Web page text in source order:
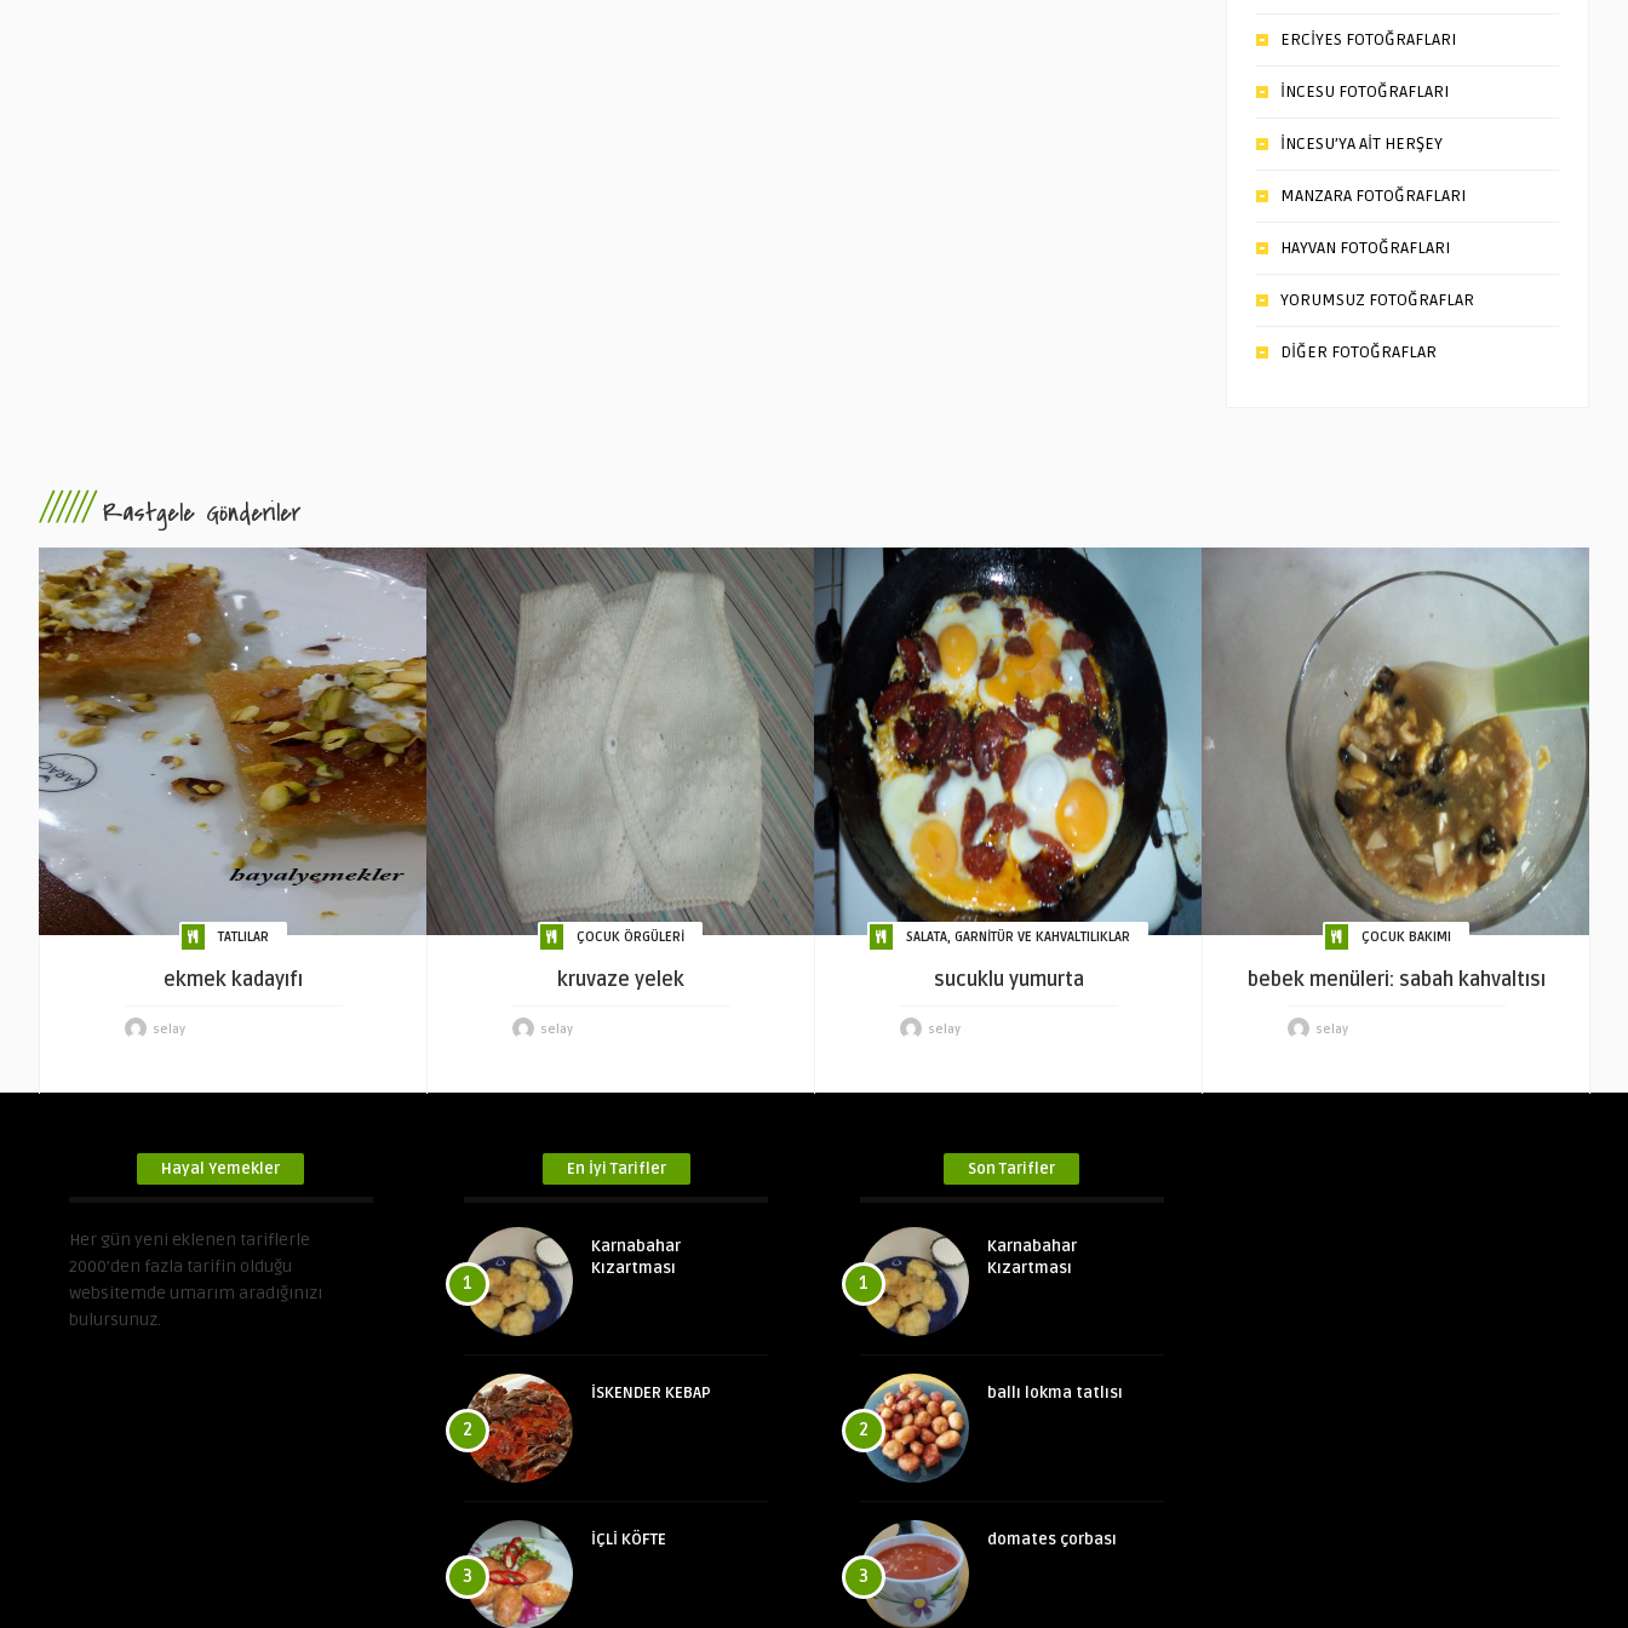
ERCİYES FOTOĞRAFLARI
İNCESU FOTOĞRAFLARI
İNCESU’YA AİT HERŞEY
MANZARA FOTOĞRAFLARI
HAYVAN FOTOĞRAFLARI
YORUMSUZ FOTOĞRAFLAR
DİĞER FOTOĞRAFLAR
////// Rastgele Gönderiler
TATLILAR
ekmek kadayıfı
selay
ÇOCUK ÖRGÜLERİ
kruvaze yelek
selay
SALATA, GARNİTÜR VE KAHVALTILIKLAR
sucuklu yumurta
selay
ÇOCUK BAKIMI
bebek menüleri: sabah kahvaltısı
selay
Hayal Yemekler
Her gün yeni eklenen tariflerle
2000’den fazla tarifin olduğu
websitemde umarım aradığınızı
bulursunuz.
En İyi Tarifler
1
Karnabahar
Kızartması
2
İSKENDER KEBAP
3
İÇLİ KÖFTE
Son Tarifler
1
Karnabahar
Kızartması
2
ballı lokma tatlısı
3
domates çorbası